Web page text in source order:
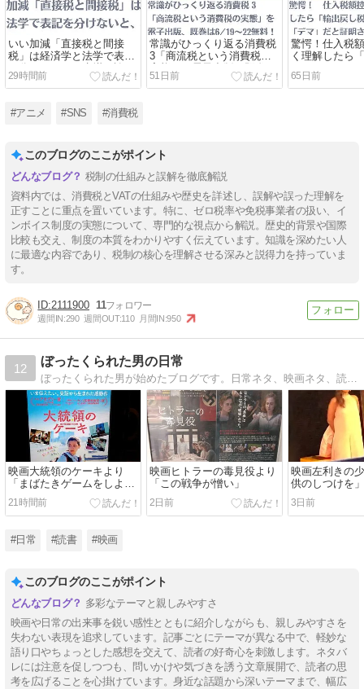
いい加減「直接税と間接
税」は経済学と法学で表記
を分けないと、水掛け論で
議論にもなりゃしない
29時間前
常識がひっくり返る消費税
3「商流税という消費税の
実態」を電子出版、既巻は
6/19～22無料！
51日前
驚愕！仕入税
く理解したら
はデマ」こそ
と証明された！
65日前
#アニメ #SNS #消費税
このブログのここがポイント
税制の仕組みと誤解を徹底解説
資料内では、消費税とVATの仕組みや歴史を詳述し、誤解や誤った理解を
正すことに重点を置いています。特に、ゼロ税率や免税事業者の扱い、イ
ンボイス制度の実態について、専門的な視点から解説。歴史的背景や国際
比較も交え、制度の本質をわかりやすく伝えています。知識を深めたい人
に最適な内容であり、税制の核心を理解させる深みと説得力を持っていま
す。
2111900 11
週間IN:290 週間OUT:110 月間IN:950
12
ぼったくられた男の日常
映画大統領のケーキより
「まばたきゲームをしよ
う」
21時間前
映画ヒトラーの毒見役より
「この戦争が憎い」
2日前
映画左利きの
供のしつけを」
3日前
#日常 #読書 #映画
このブログのここがポイント
多彩なテーマと親しみやすさ
映画や日常の出来事を鋭い感性とともに紹介しながらも、親しみやすさを
失わない表現を追求しています。記事ごとにテーマが異なる中で、軽妙な
語り口やちょっとした感想を交えて、読者の好奇心を刺激します。ネタバ
レには注意を促しつつも、問いかけや気づきを誘う文章展開で、読者の思
考を広げることを心掛けています。身近な話題から深いテーマまで、幅広